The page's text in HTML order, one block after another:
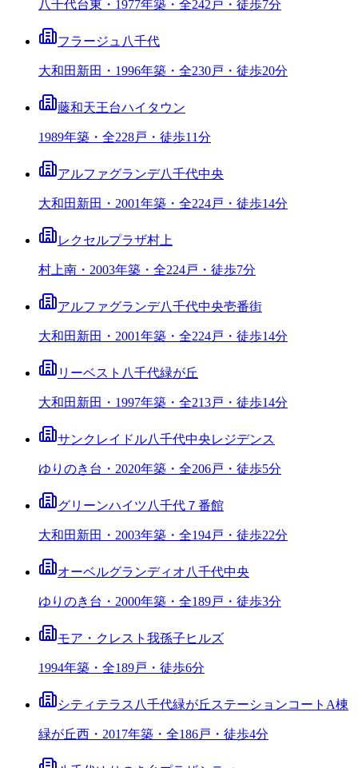
八千代台東・1977年築・全242戸・徒歩7分
フラージュ八千代
大和田新田・1996年築・全230戸・徒歩20分
藤和天王台ハイタウン
1989年築・全228戸・徒歩11分
アルファグランデ八千代中央
大和田新田・2001年築・全224戸・徒歩14分
レクセルプラザ村上
村上南・2003年築・全224戸・徒歩7分
アルファグランデ八千代中央壱番街
大和田新田・2001年築・全224戸・徒歩14分
リーベスト八千代緑が丘
大和田新田・1997年築・全213戸・徒歩14分
サンクレイドル八千代中央レジデンス
ゆりのき台・2020年築・全206戸・徒歩5分
グリーンハイツ八千代７番館
大和田新田・2003年築・全194戸・徒歩22分
オーベルグランディオ八千代中央
ゆりのき台・2000年築・全189戸・徒歩3分
モア・クレスト我孫子ヒルズ
1994年築・全189戸・徒歩6分
シティテラス八千代緑が丘ステーションコートA棟
緑が丘西・2017年築・全186戸・徒歩4分